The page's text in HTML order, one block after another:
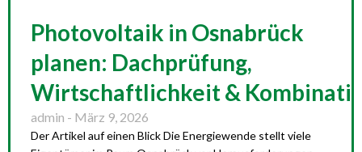
Photovoltaik in Osnabrück
planen: Dachprüfung,
Wirtschaftlichkeit &
admin März 9, 2026
Der Artikel auf einen Blick Die Energiewende stellt viele